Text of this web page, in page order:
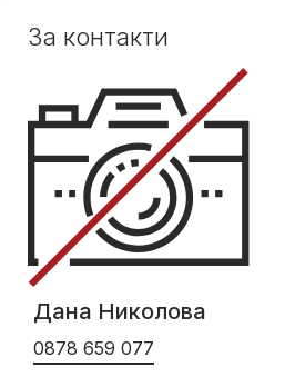
За контакти
Дана Николова
0878 659 077